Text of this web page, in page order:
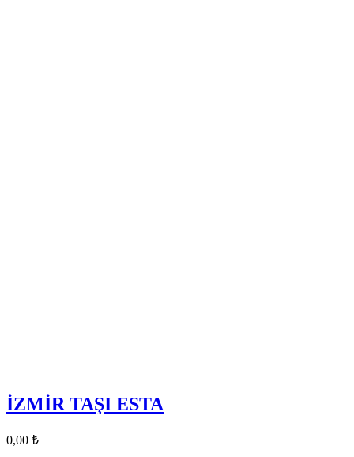
İZMİR TAŞI ESTA
0,00 ₺